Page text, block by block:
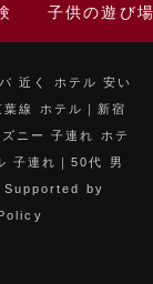
子供の遊び
近く ホテル 安い
葉線 ホテル
新宿
ズニー 子連れ ホテ
子連れ
50代 男
Supported by